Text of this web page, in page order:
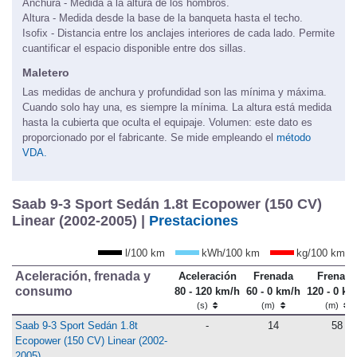
Anchura - Medida a la altura de los hombros.
Altura - Medida desde la base de la banqueta hasta el techo.
Isofix - Distancia entre los anclajes interiores de cada lado. Permite
cuantificar el espacio disponible entre dos sillas.
Maletero
Las medidas de anchura y profundidad son las mínima y máxima.
Cuando solo hay una, es siempre la mínima. La altura está medida
hasta la cubierta que oculta el equipaje. Volumen: este dato es
proporcionado por el fabricante. Se mide empleando el método
VDA.
Saab 9-3 Sport Sedán 1.8t Ecopower (150 CV)
Linear (2002-2005) | Prestaciones
l/100 km kWh/100 km kg/100 km
Aceleración, frenada y
consumo
Aceleración
80 - 120 km/h
(s)
Frenada
60 - 0 km/h
(m)
Frenada
120 - 0
(m)
Saab 9-3 Sport Sedán 1.8t
Ecopower (150 CV) Linear (2002-
- 14 58